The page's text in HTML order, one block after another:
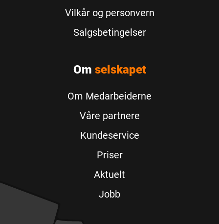
Vilkår og personvern
Salgsbetingelser
Om selskapet
Om Medarbeiderne
Våre partnere
Kundeservice
Priser
Aktuelt
Jobb